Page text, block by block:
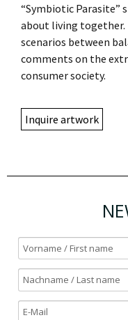
“Symbiotic Parasite”
about living together.
scenarios between
comments on the
consumer society.
Inquire artwork